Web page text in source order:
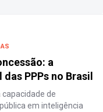
a
PPPs no Brasil
capacidade de
em inteligência